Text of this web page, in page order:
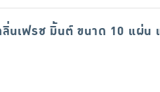
นเฟรช มิ้นต์ ขนาด 10 แผ่น